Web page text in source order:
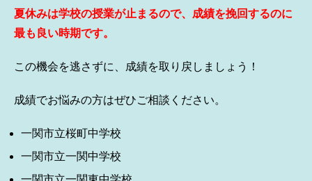
夏休みは学校の授業が止まるので、成績を挽回するのに
最も良い時期です。
この機会を逃さずに、成績を取り戻しましょう！
成績でお悩みの方はぜひご相談ください。
一関市立桜町中学校
一関市立一関中学校